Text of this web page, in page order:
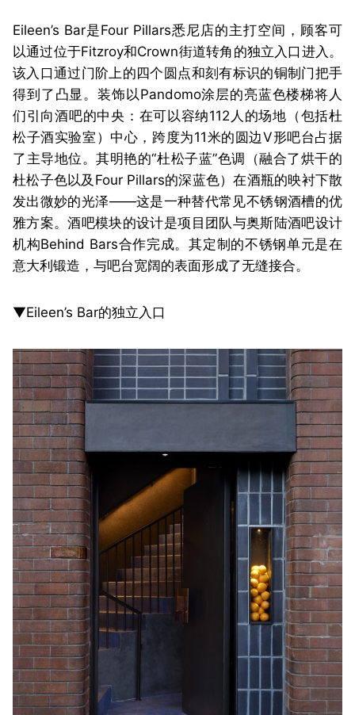
Eileen’s Bar是Four Pillars悉尼店的主打空间，顾客可
以通过位于Fitzroy和Crown街道转角的独立入口进入。
该入口通过门阶上的四个圆点和刻有标识的铜制门把手
得到了凸显。装饰以Pandomo涂层的亮蓝色楼梯将人
们引向酒吧的中央：在可以容纳112人的场地（包括杜
松子酒实验室）中心，跨度为11米的圆边V形吧台占据
了主导地位。其明艳的“杜松子蓝”色调（融合了烘干的
杜松子色以及Four Pillars的深蓝色）在酒瓶的映衬下散
发出微妙的光泽——这是一种替代常见不锈钢酒槽的优
雅方案。酒吧模块的设计是项目团队与奥斯陆酒吧设计
机构Behind Bars合作完成。其定制的不锈钢单元是在
意大利锻造，与吧台宽阔的表面形成了无缝接合。
▼Eileen’s Bar的独立入口